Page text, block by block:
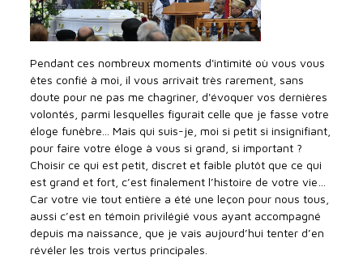
Pendant ces nombreux moments d'intimité où vous vous
êtes confié à moi, il vous arrivait très rarement, sans
doute pour ne pas me chagriner, d'évoquer vos dernières
volontés, parmi lesquelles figurait celle que je fasse votre
éloge funèbre... Mais qui suis-je, moi si petit si insignifiant,
pour faire votre éloge à vous si grand, si important ?
Choisir ce qui est petit, discret et faible plutôt que ce qui
est grand et fort, c’est finalement l’histoire de votre vie…
Car votre vie tout entière a été une leçon pour nous tous,
aussi c’est en témoin privilégié vous ayant accompagné
depuis ma naissance, que je vais aujourd’hui tenter d’en
révéler les trois vertus principales.